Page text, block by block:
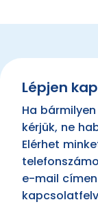
Lépjen
Ha
kérjük, ne
Elérhet
e-mail